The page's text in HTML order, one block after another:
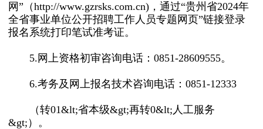
网”（http://www.gzrsks.com.cn)，通过“贵州省2024年
全省事业单位公开招聘工作人员专题网页”链接登录
报名系统打印笔试准考证。
5.网上资格初审咨询电话：0851-28609555。
6.考务及网上报名技术咨询电话：0851-12333
（转01&lt;省本级&gt;再转0&lt;人工服务
&gt;）。